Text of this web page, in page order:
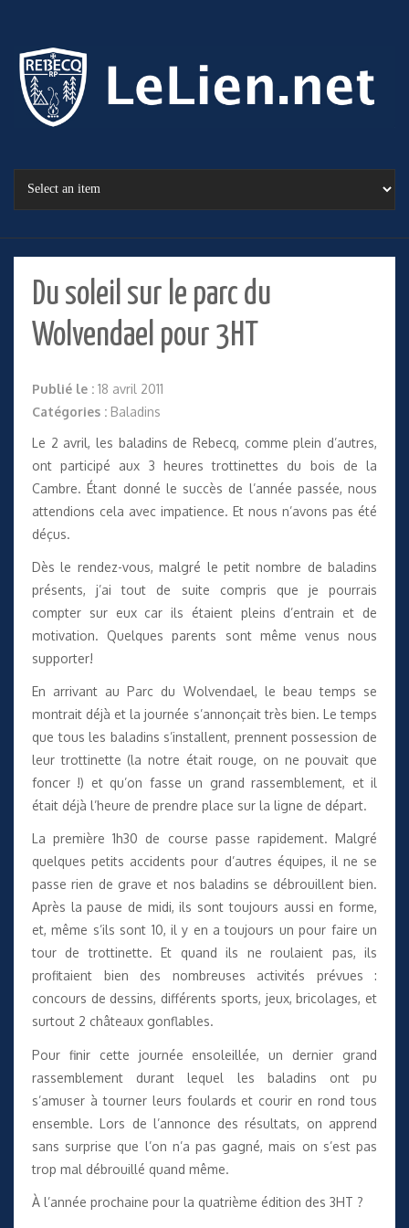
Du soleil sur le parc du
Wolvendael pour 3HT
Publié le : 18 avril 2011
Catégories : Baladins
Le 2 avril, les baladins de Rebecq, comme plein d’autres,
ont participé aux 3 heures trottinettes du bois de la
Cambre. Étant donné le succès de l’année passée, nous
attendions cela avec impatience. Et nous n’avons pas été
déçus.
Dès le rendez-vous, malgré le petit nombre de baladins
présents, j’ai tout de suite compris que je pourrais
compter sur eux car ils étaient pleins d’entrain et de
motivation. Quelques parents sont même venus nous
supporter!
En arrivant au Parc du Wolvendael, le beau temps se
montrait déjà et la journée s’annonçait très bien. Le temps
que tous les baladins s’installent, prennent possession de
leur trottinette (la notre était rouge, on ne pouvait que
foncer !) et qu’on fasse un grand rassemblement, et il
était déjà l’heure de prendre place sur la ligne de départ.
La première 1h30 de course passe rapidement. Malgré
quelques petits accidents pour d’autres équipes, il ne se
passe rien de grave et nos baladins se débrouillent bien.
Après la pause de midi, ils sont toujours aussi en forme,
et, même s’ils sont 10, il y en a toujours un pour faire un
tour de trottinette. Et quand ils ne roulaient pas, ils
profitaient bien des nombreuses activités prévues :
concours de dessins, différents sports, jeux, bricolages, et
surtout 2 châteaux gonflables.
Pour finir cette journée ensoleillée, un dernier grand
rassemblement durant lequel les baladins ont pu
s’amuser à tourner leurs foulards et courir en rond tous
ensemble. Lors de l’annonce des résultats, on apprend
sans surprise que l’on n’a pas gagné, mais on s’est pas
trop mal débrouillé quand même.
À l’année prochaine pour la quatrième édition des 3HT ?